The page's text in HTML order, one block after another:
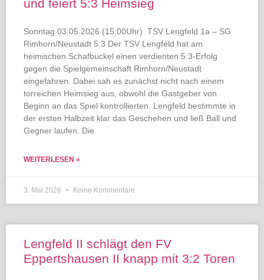
und feiert 5:3 Heimsieg
Sonntag 03.05.2026 (15:00Uhr) TSV Lengfeld 1a – SG
Rimhorn/Neustadt 5:3 Der TSV Lengfeld hat am
heimischen Schafbuckel einen verdienten 5:3-Erfolg
gegen die Spielgemeinschaft Rimhorn/Neustadt
eingefahren. Dabei sah es zunächst nicht nach einem
torreichen Heimsieg aus, obwohl die Gastgeber von
Beginn an das Spiel kontrollierten. Lengfeld bestimmte in
der ersten Halbzeit klar das Geschehen und ließ Ball und
Gegner laufen. Die
WEITERLESEN »
3. Mai 2026 Keine Kommentare
Lengfeld II schlägt den FV
Eppertshausen II knapp mit 3:2 Toren